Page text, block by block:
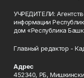
УЧРЕДИТЕЛИ:
информации
дом «Республика
Главный редактор -
Адрес
452340, РБ,